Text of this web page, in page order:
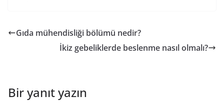
Gıda mühendisliği bölümü nedir?
İkiz gebeliklerde beslenme nasıl olmalı?
Bir yanıt yazın